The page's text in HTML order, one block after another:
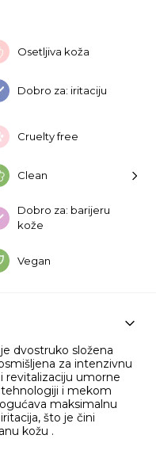
Osetljiva koža
Dobro za: iritaciju
Cruelty free
Clean
Dobro za: barijeru
kože
Vegan
dvostruko složena
za intenzivnu
revitalizaciju umorne
i mekom
maksimalnu
što je čini
kožu .